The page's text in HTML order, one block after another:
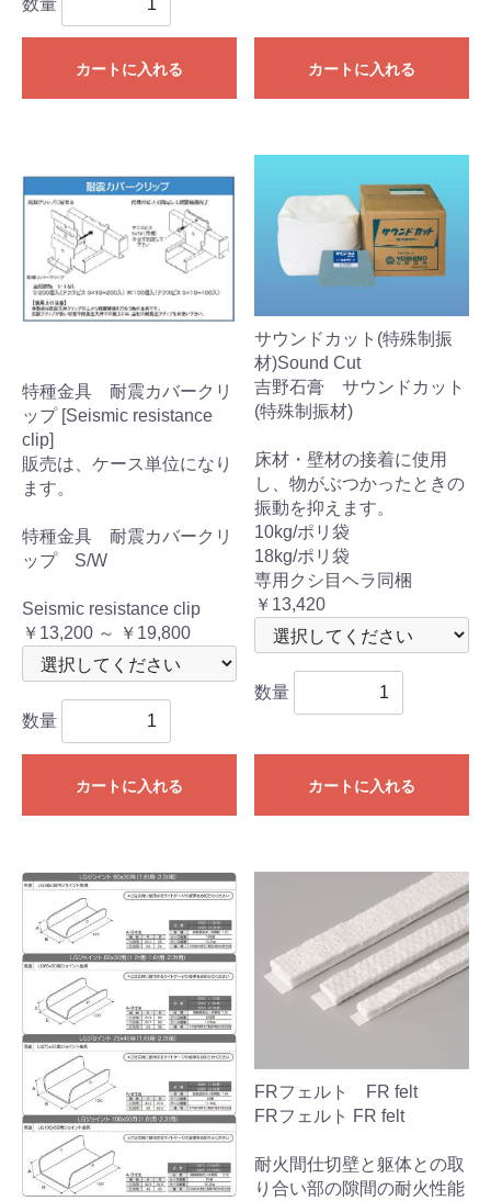
カートに入れる カートに入れる
特種金具 耐震カバークリ
ップ [Seismic resistance
clip]
販売は、ケース単位になり
ます。
特種金具 耐震カバークリ
ップ S/W
Seismic resistance clip
￥13,200 ～ ￥19,800
数量
カートに入れる
サウンドカット(特殊制振
材)Sound Cut
吉野石膏 サウンドカット
(特殊制振材)
床材・壁材の接着に使用
し、物がぶつかったときの
振動を抑えます。
10kg/ポリ袋
18kg/ポリ袋
専用クシ目ヘラ同梱
￥13,420
数量
カートに入れる
FRフェルト FR felt
FRフェルト FR felt
耐火間仕切壁と躯体との取
り合い部の隙間の耐火性能